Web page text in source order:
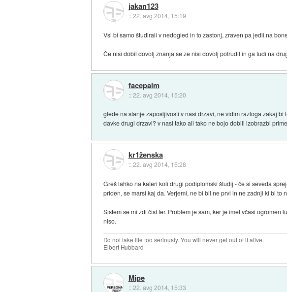
jakan123
::22. avg 2014, 15:19
Vsi bi samo študirali v nedogled in to zastonj, zraven pa jedli na
Če nisi dobil dovolj znanja se že nisi dovolj potrudil in ga tudi na
facepalm
::22. avg 2014, 15:20
glede na stanje zaposljivosti v nasi drzavi, ne vidim razloga zakaj
davke drugi drzavi? v nasi tako ali tako ne bojo dobili izobrazbi
kr1ženska
::22. avg 2014, 15:28
Greš lahko na kateri koli drugi podiplomski študij - če si seveda
priden, se marsi kaj da. Verjemi, ne bi bil ne prvi in ne zadnji ki bi to
Sistem se mi zdi čist fer. Problem je sam, ker je imel včasi
niso.
Do not take life too seriously. You will never get out of it alive.
Elbert Hubbard
Mipe
::22. avg 2014, 15:33